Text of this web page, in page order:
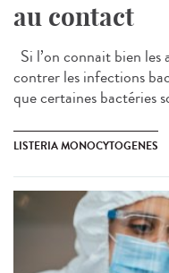
au contact
Si l’on connait bien
contrer les infections
que certaines bactéries
LISTERIA MONOCYTOGENES